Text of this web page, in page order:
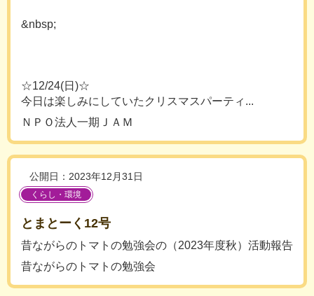
&nbsp;
☆12/24(日)☆
今日は楽しみにしていたクリスマスパーティ...
ＮＰＯ法人一期ＪＡＭ
公開日：2023年12月31日
くらし・環境
とまとーく12号
昔ながらのトマトの勉強会の（2023年度秋）活動報告
昔ながらのトマトの勉強会